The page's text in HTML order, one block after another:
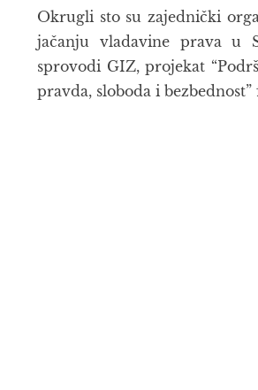
Okrugli sto su zajednički
jačanju vladavine prava u
sprovodi GIZ, projekat
pravda, sloboda i